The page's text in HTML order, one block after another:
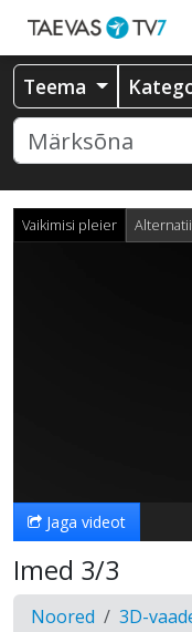
Teema
Vaikimisi pleier
Jaga videot
Imed 3/3
Noored 3D-